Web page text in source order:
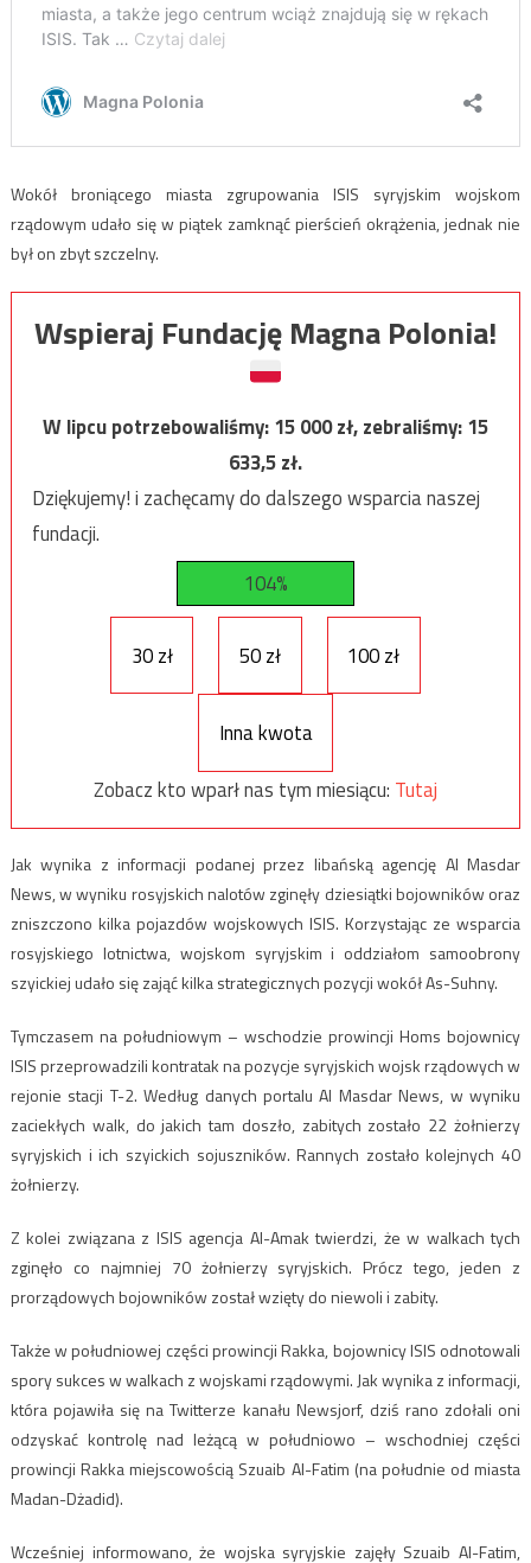
Wokół broniącego miasta zgrupowania ISIS syryjskim wojskom
rządowym udało się w piątek zamknąć pierścień okrążenia, jednak nie
był on zbyt szczelny.
Wspieraj Fundację Magna Polonia!
W lipcu potrzebowaliśmy:15 000zł, zebraliśmy:15
633,5zł.
Dziękujemy! i zachęcamy do dalszego wsparcia naszej
fundacji.
104%
30 zł 50 zł 100 zł
Inna kwota
Zobacz kto wparł nas tym miesiącu: Tutaj
Jak wynika z informacji podanej przez libańską agencję Al Masdar
News, w wyniku rosyjskich nalotów zginęły dziesiątki bojowników oraz
zniszczono kilka pojazdów wojskowych ISIS. Korzystając ze wsparcia
rosyjskiego lotnictwa, wojskom syryjskim i oddziałom samoobrony
szyickiej udało się zająć kilka strategicznych pozycji wokół As-Suhny.
Tymczasem na południowym – wschodzie prowincji Homs bojownicy
ISIS przeprowadzili kontratak na pozycje syryjskich wojsk rządowych w
rejonie stacji T-2. Według danych portalu Al Masdar News, w wyniku
zaciekłych walk, do jakich tam doszło, zabitych zostało 22 żołnierzy
syryjskich i ich szyickich sojuszników. Rannych zostało kolejnych 40
żołnierzy.
Z kolei związana z ISIS agencja Al-Amak twierdzi, że w walkach tych
zginęło co najmniej 70 żołnierzy syryjskich. Prócz tego, jeden z
prorządowych bojowników został wzięty do niewoli i zabity.
Także w południowej części prowincji Rakka, bojownicy ISIS odnotowali
spory sukces w walkach z wojskami rządowymi. Jak wynika z informacji,
która pojawiła się na Twitterze kanału Newsjorf, dziś rano zdołali oni
odzyskać kontrolę nad leżącą w południowo – wschodniej części
prowincji Rakka miejscowością Szuaib Al-Fatim (na południe od miasta
Madan-Dżadid).
Wcześniej informowano, że wojska syryjskie zajęły Szuaib Al-Fatim,